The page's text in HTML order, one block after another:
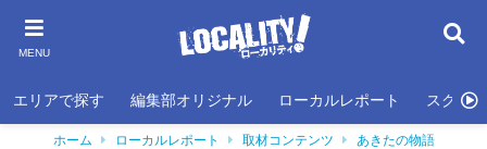
MENU
エリアで探す 編集部オリジナル ローカルレポート スクール
ホーム ローカルレポート 取材コンテンツ あきたの物語